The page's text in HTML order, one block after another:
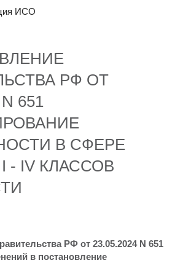
ИСО
РФ ОТ
651
В СФЕРЕ
- IV КЛАССОВ
РФ от 23.05.2024 N 651
в постановление